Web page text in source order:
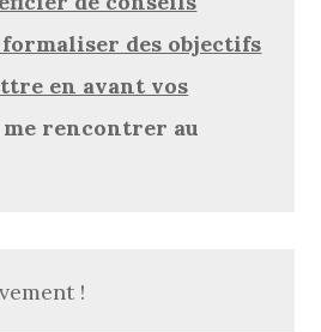
des objectifs
en avant vos
me rencontrer au
!